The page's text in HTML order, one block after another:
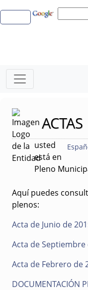
ACTAS
usted
está en
Pleno
Aquí puedes
plenos:
Acta de Junio de
Acta de Septiembre
Acta de Febrero de
DOCUMENTACIÓN